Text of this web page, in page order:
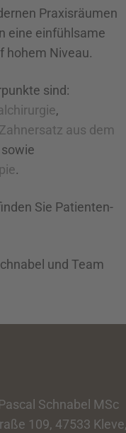
Praxisräumen
eine einfühlsame
hohem Niveau.
sind:
,
Zahnersatz aus dem
sowie
.
Sie Patienten­
und Team
Schnabel MSc
109, 47533